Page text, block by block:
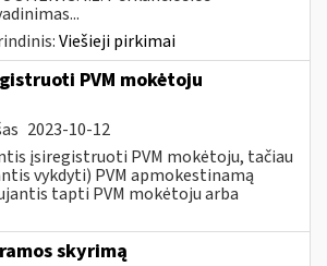
Viešieji pirkimai
PVM mokėtoju
2023-10-12
įsiregistruoti PVM mokėtoju, tačiau
vykdyti) PVM apmokestinamą
tapti PVM mokėtoju arba
skyrimą